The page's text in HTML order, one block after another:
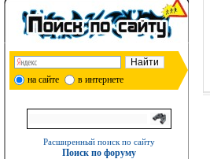
на сайте в интернете
Расширенный поиск по сайту
Поиск по форуму